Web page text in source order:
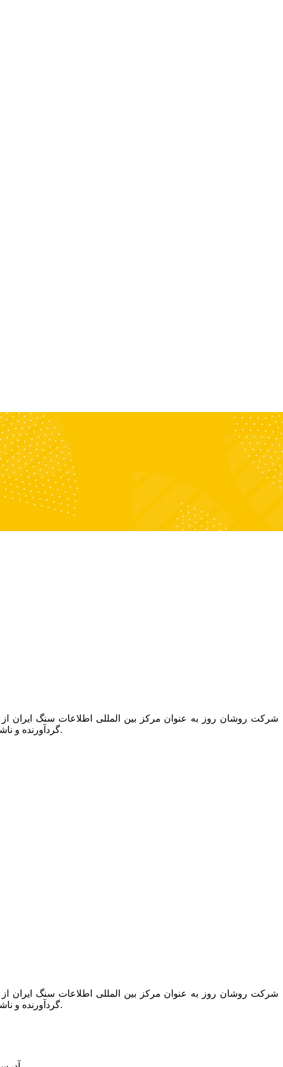
گردآورنده و ناشر تنها کتاب دایرکتوری این صنعت به نام “کتاب راهنمای سنگ ایران” است که همه ساله یک مجلد از آن در دسترس عموم قرار می گیرد.
گردآورنده و ناشر تنها کتاب دایرکتوری این صنعت به نام “کتاب راهنمای سنگ ایران” است که همه ساله یک مجلد از آن در دسترس عموم قرار می گیرد.